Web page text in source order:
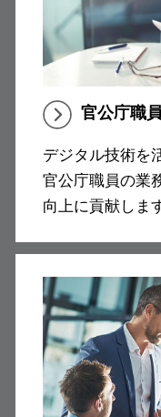
官公庁職
デジタル技術を
官公庁職員の業
向上に貢献しま